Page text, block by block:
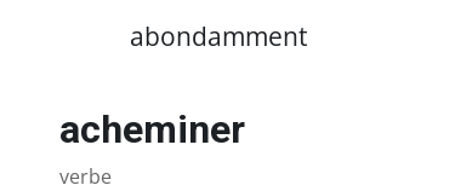
https://referencesfrancisation.immigration-
quebec.gouv.qc.ca/moodle_ref/pluginfile.php/1055480/
abondamment
acheminer
verbe